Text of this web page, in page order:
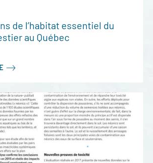
de l’habitat essentiel du
au Québec